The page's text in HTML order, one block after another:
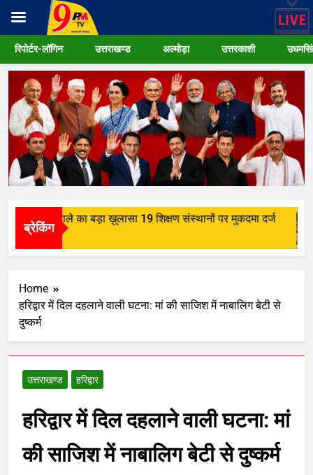
Skip
content
रिपोर्टर-लॉगिन उत्तराखण्ड अल्मोड़ा उत्तरकाशी
ब्रेकिंग
घोटाले का बड़ा ख़ुलासा 19 शिक्षण संस्थानों पर मुकदमा दर्ज
Home
हरिद्वार में दिल दहलाने वाली घटना: मां की साजिश में नाबालिग बेटी से
दुष्कर्म
उत्तराखण्ड हरिद्वार
हरिद्वार में दिल दहलाने वाली घटना: मां
की साजिश में नाबालिग बेटी से दुष्कर्म